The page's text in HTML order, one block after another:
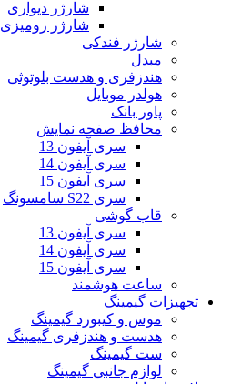
شارژر دیواری
شارژر رومیزی
شارژر فندکی
مبدل
هندزفری و هدست بلوتوثی
هولدر موبایل
پاور بانک
محافظ صفحه نمایش
سری آیفون 13
سری آیفون 14
سری آیفون 15
سری S22 سامسونگ
قاب گوشی
سری آیفون 13
سری آیفون 14
سری آیفون 15
ساعت هوشمند
تجهیزات گیمینگ
موس و کیبورد گیمینگ
هدست و هندزفری گیمینگ
ست گیمینگ
لوازم جانبی گیمینگ